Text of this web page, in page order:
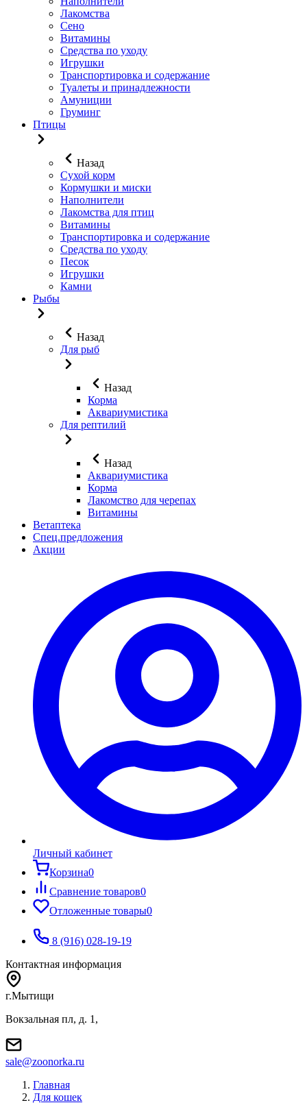
Лакомства
Сено
Витамины
Средства по уходу
Игрушки
Транспортировка и содержание
Туалеты и принадлежности
Амуниции
Груминг
Птицы
Назад
Сухой корм
Кормушки и миски
Наполнители
Лакомства для птиц
Витамины
Транспортировка и содержание
Средства по уходу
Песок
Игрушки
Камни
Рыбы
Назад
Для рыб
Назад
Корма
Аквариумистика
Для рептилий
Назад
Аквариумистика
Корма
Лакомство для черепах
Витамины
Ветаптека
Спец.предложения
Акции
Личный кабинет
Корзина0
Сравнение товаров0
Отложенные товары0
8 (916) 028-19-19
Контактная информация
г.Мытищи
Вокзальная пл, д. 1,
sale@zoonorka.ru
Главная
Для кошек